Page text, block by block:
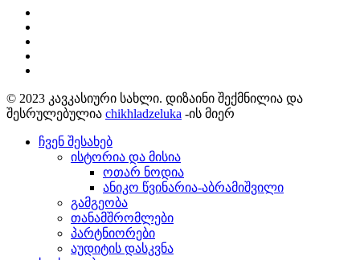
© 2023 კავკასიური სახლი. დიზაინი შექმნილია და
შესრულებულია chikhladzeluka -ის მიერ
ჩვენ შესახებ
ისტორია და მისია
ოთარ ნოდია
ანიკო წვინარია-აბრამიშვილი
გამგეობა
თანამშრომლები
პარტნიორები
აუდიტის დასკვნა